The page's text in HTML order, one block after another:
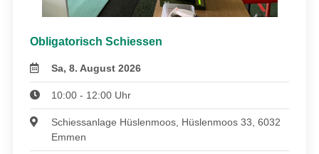
Obligatorisch Schiessen
Sa, 8. August 2026
10:00 - 12:00 Uhr
Schiessanlage Hüslenmoos, Hüslenmoos 33, 6032
Emmen